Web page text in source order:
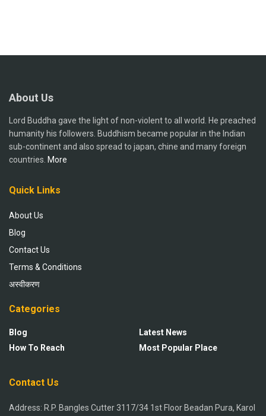
About Us
Lord Buddha gave the light of non-violent to all world. He preached
humanity his followers. Buddhism became popular in the Indian
sub-continent and also spread to japan, chine and many foreign
countries. More
Quick Links
About Us
Blog
Contact Us
Terms & Conditions
अस्वीकरण
Categories
Blog
How To Reach
Latest News
Most Popular Place
Contact Us
Address: R.P. Bangles Cutter 3117/34 1st Floor Beadan Pura, Karol